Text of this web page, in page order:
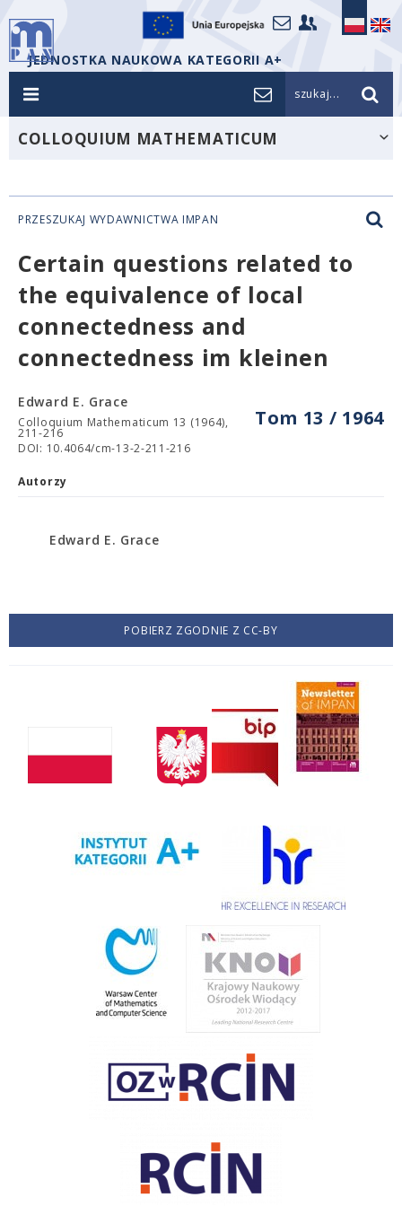
JEDNOSTKA NAUKOWA KATEGORII A+
szukaj...
COLLOQUIUM MATHEMATICUM
PRZESZUKAJ WYDAWNICTWA IMPAN
Certain questions related to
the equivalence of local
connectedness and
connectedness im kleinen
Tom 13 / 1964
Edward E. Grace
Colloquium Mathematicum 13 (1964),
211-216
DOI: 10.4064/cm-13-2-211-216
Autorzy
Edward E. Grace
POBIERZ ZGODNIE Z CC-BY